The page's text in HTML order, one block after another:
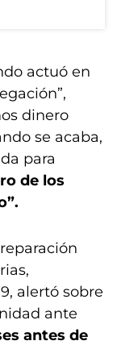
actuó en
dinero
se acaba,
para
de los
alertó sobre
ante
antes de